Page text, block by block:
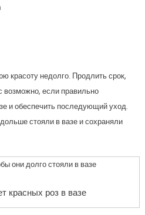
красоту недолго. Продлить срок,
возможно, если правильно
и обеспечить последующий уход.
стояли в вазе и сохраняли
красных роз в вазе